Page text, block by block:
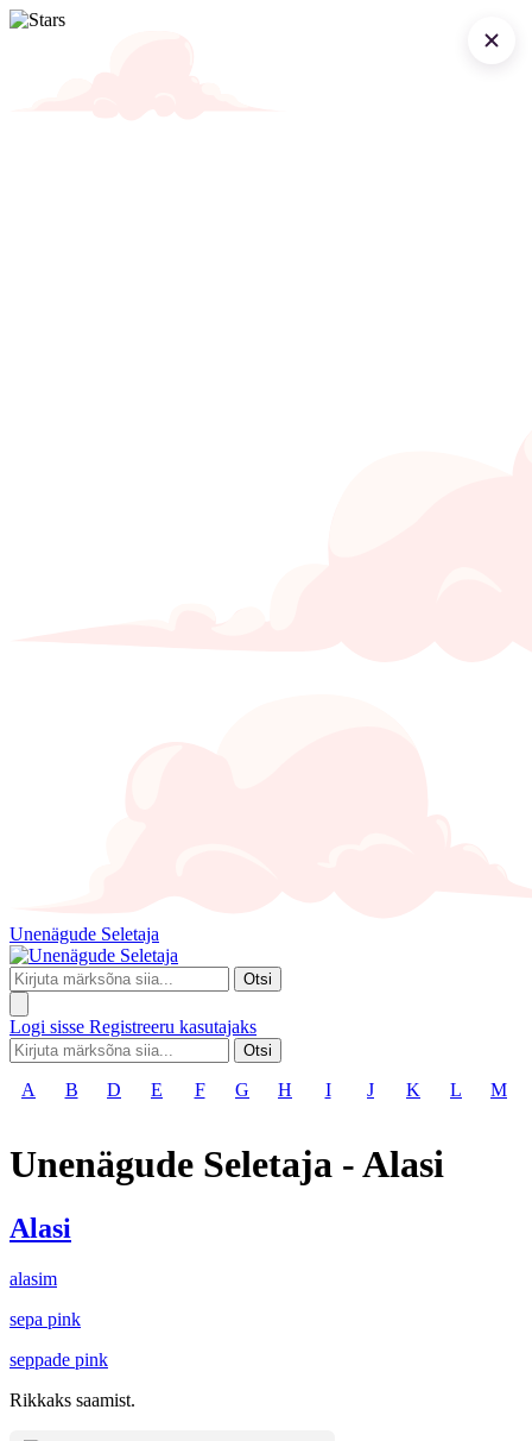
Unenägude Seletaja
Otsi
Logi sisse Registreeru kasutajaks
Otsi
A B D E F G H I J K L M
Unenägude Seletaja - Alasi
Alasi
alasim
sepa pink
seppade pink
Rikkaks saamist.